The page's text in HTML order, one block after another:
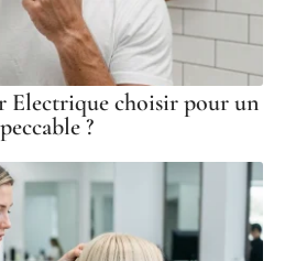
Electrique choisir pour un
?